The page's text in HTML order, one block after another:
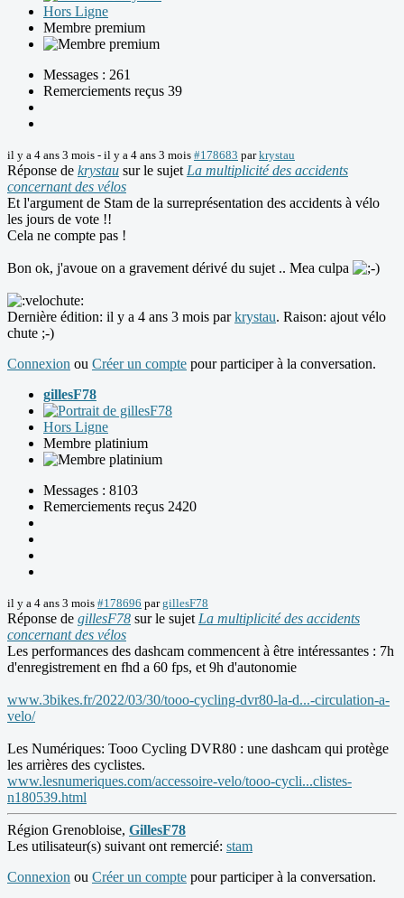
Hors Ligne
Membre premium
Messages : 261
Remerciements reçus 39
il y a 4 ans 3 mois - il y a 4 ans 3 mois #178683 parkrystau
Réponse de krystau sur le sujet La multiplicité des accidents
concernant des vélos
Et l'argument de Stam de la surreprésentation des accidents à vélo
les jours de vote !!
Cela ne compte pas !
Bon ok, j'avoue on a gravement dérivé du sujet .. Mea culpa
Dernière édition: il y a 4 ans 3 mois parkrystau. Raison: ajout vélo
chute ;-)
Connexion ou Créer un compte pour participer à la conversation.
gillesF78
Hors Ligne
Membre platinium
Messages : 8103
Remerciements reçus 2420
il y a 4 ans 3 mois #178696 pargillesF78
Réponse de gillesF78 sur le sujet La multiplicité des accidents
concernant des vélos
Les performances des dashcam commencent à être intéressantes : 7h
d'enregistrement en fhd a 60 fps, et 9h d'autonomie
www.3bikes.fr/2022/03/30/tooo-cycling-dvr80-la-d...-circulation-a-
velo/
Les Numériques: Tooo Cycling DVR80 : une dashcam qui protège
les arrières des cyclistes.
www.lesnumeriques.com/accessoire-velo/tooo-cycli...clistes-
n180539.html
Région Grenobloise, GillesF78
Les utilisateur(s) suivant ont remercié: stam
Connexion ou Créer un compte pour participer à la conversation.